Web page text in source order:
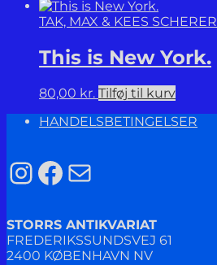
TAK, MAX & KEES SCHERER
This is New York.
80,00 kr. Tilføj til kurv
HANDELSBETINGELSER
Instagram
Facebook
Mail
STORRS ANTIKVARIAT
FREDERIKSSUNDSVEJ 61
2400 KØBENHAVN NV